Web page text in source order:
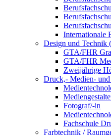
Internationale
Design und Technik
GTA/FHR
GTA/FHR
Zweijährige
Druck,- Medien-
Fotograf/-in
Fachschule
Farbtechnik /